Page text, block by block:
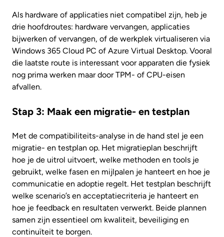
Als hardware of applicaties niet compatibel zijn, heb je
drie hoofdroutes: hardware vervangen, applicaties
bijwerken of vervangen, of de werkplek virtualiseren via
Windows 365 Cloud PC of Azure Virtual Desktop. Vooral
die laatste route is interessant voor apparaten die fysiek
nog prima werken maar door TPM- of CPU-eisen
afvallen.
Stap 3: Maak een migratie- en testplan
Met de compatibiliteits-analyse in de hand stel je een
migratie- en testplan op. Het migratieplan beschrijft
hoe je de uitrol uitvoert, welke methoden en tools je
gebruikt, welke fasen en mijlpalen je hanteert en hoe je
communicatie en adoptie regelt. Het testplan beschrijft
welke scenario’s en acceptatiecriteria je hanteert en
hoe je feedback en resultaten verwerkt. Beide plannen
samen zijn essentieel om kwaliteit, beveiliging en
continuïteit te borgen.